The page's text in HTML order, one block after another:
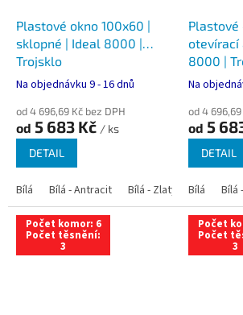
Plastové okno 100x60 |
sklopné | Ideal 8000 |
Trojsklo
Na objednávku 9 - 16 dnů
od 4 696,69 Kč bez DPH
od 5 683 Kč / ks
DETAIL
Bílá Bílá - Antracit Bílá - Zlatý dub Bílá
Plastové
otevírací
8000 |
Na
od 4
od 5
DETAIL
Bílá Bílá
Počet komor: 6
Počet těsnění:
3
Počet
Počet
3